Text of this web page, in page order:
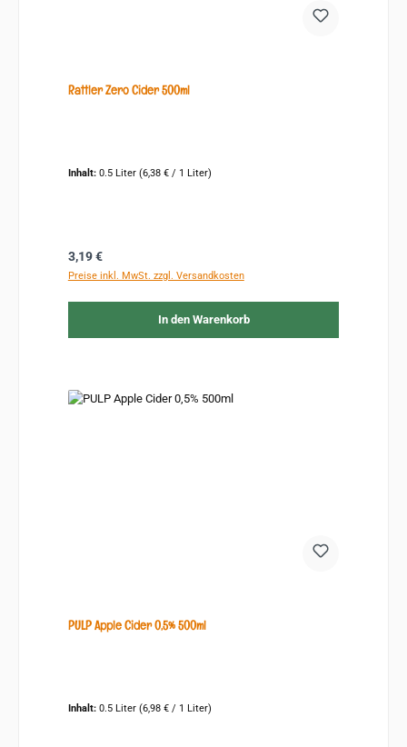
Rattler Zero Cider 500ml
Inhalt: 0.5 Liter (6,38 € / 1 Liter)
Regulärer Preis:
3,19 €
Preise inkl. MwSt. zzgl. Versandkosten
In den Warenkorb
PULP Apple Cider 0,5% 500ml
Inhalt: 0.5 Liter (6,98 € / 1 Liter)